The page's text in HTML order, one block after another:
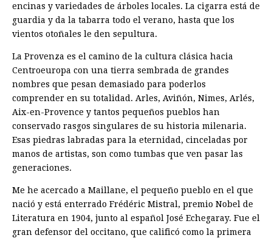
encinas y variedades de árboles locales. La cigarra está de
guardia y da la tabarra todo el verano, hasta que los
vientos otoñales le den sepultura.
La Provenza es el camino de la cultura clásica hacia
Centroeuropa con una tierra sembrada de grandes
nombres que pesan demasiado para poderlos
comprender en su totalidad. Arles, Aviñón, Nimes, Arlés,
Aix-en-Provence y tantos pequeños pueblos han
conservado rasgos singulares de su historia milenaria.
Esas piedras labradas para la eternidad, cinceladas por
manos de artistas, son como tumbas que ven pasar las
generaciones.
Me he acercado a Maillane, el pequeño pueblo en el que
nació y está enterrado Frédéric Mistral, premio Nobel de
Literatura en 1904, junto al español José Echegaray. Fue el
gran defensor del occitano, que calificó como la primera